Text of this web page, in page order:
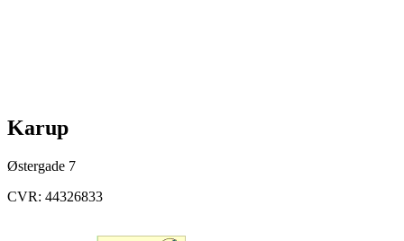
Karup
Østergade 7
CVR: 44326833